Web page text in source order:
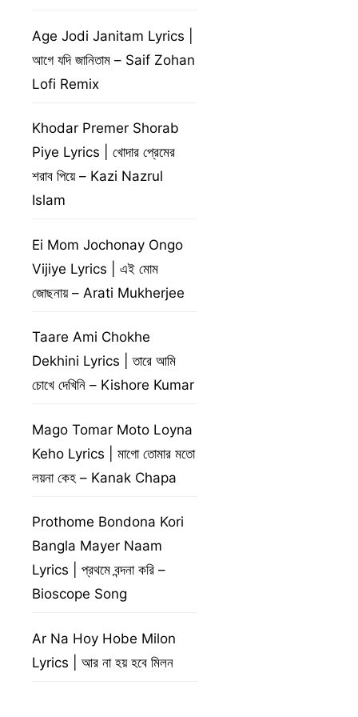
Age Jodi Janitam Lyrics |
আগে যদি জানিতাম – Saif Zohan
Lofi Remix
Khodar Premer Shorab
Piye Lyrics | খোদার প্রেমের
শরাব পিয়ে – Kazi Nazrul
Islam
Ei Mom Jochonay Ongo
Vijiye Lyrics | এই মোম
জোছনায় – Arati Mukherjee
Taare Ami Chokhe
Dekhini Lyrics | তারে আমি
চোখে দেখিনি – Kishore Kumar
Mago Tomar Moto Loyna
Keho Lyrics | মাগো তোমার মতো
লয়না কেহ – Kanak Chapa
Prothome Bondona Kori
Bangla Mayer Naam
Lyrics | প্রথমে বন্দনা করি –
Bioscope Song
Ar Na Hoy Hobe Milon
Lyrics | আর না হয় হবে মিলন